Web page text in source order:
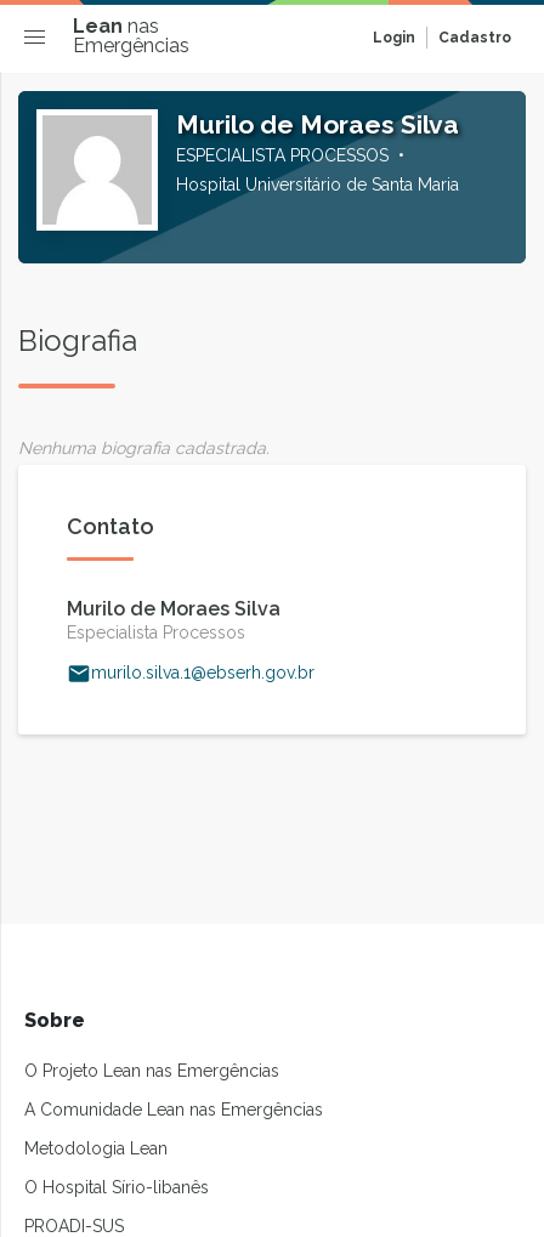
Lean nas
Emergências
Login Cadastro
Murilo de Moraes Silva
ESPECIALISTA PROCESSOS
Hospital Universitário de Santa Maria
Biografia
Nenhuma biografia cadastrada.
Contato
Murilo de Moraes Silva
Especialista Processos
murilo.silva.1@ebserh.gov.br
Sobre
O Projeto Lean nas Emergências
A Comunidade Lean nas Emergências
Metodologia Lean
O Hospital Sírio-libanês
PROADI-SUS